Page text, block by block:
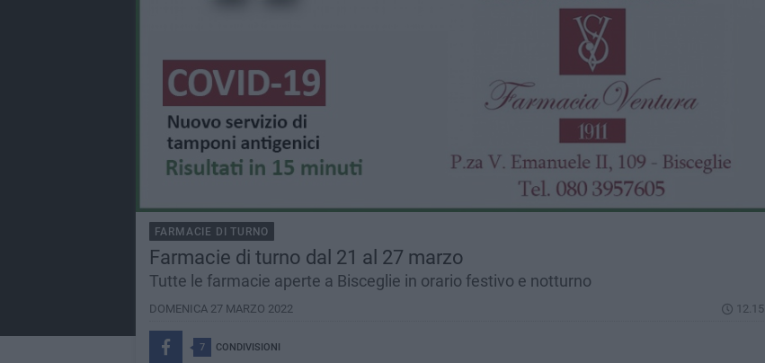
FARMACIE DI TURNO
Farmacie di turno dal 21 al 27 marzo
Tutte le farmacie aperte a Bisceglie in orario festivo e notturno
DOMENICA 27 MARZO 2022 12.15
7 CONDIVISIONI